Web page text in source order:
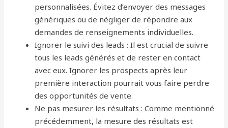
personnalisées. Évitez d’envoyer des messages
génériques ou de négliger de répondre aux
demandes de renseignements individuelles.
Ignorer le suivi des leads : Il est crucial de suivre
tous les leads générés et de rester en contact
avec eux. Ignorer les prospects après leur
première interaction pourrait vous faire perdre
des opportunités de vente.
Ne pas mesurer les résultats : Comme mentionné
précédemment, la mesure des résultats est